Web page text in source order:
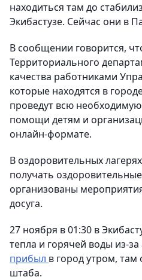
находиться там до
Экибастузе. Сейчас они в
В сообщении говорится,
Территориального
качества работниками
которые находятся в
проведут всю
помощи детям и
онлайн-формате.
В оздоровительных
получать
организованы
досуга.
27 ноября в 01:30 в
тепла и горячей воды из-
прибыл в город утром, там
штаба.